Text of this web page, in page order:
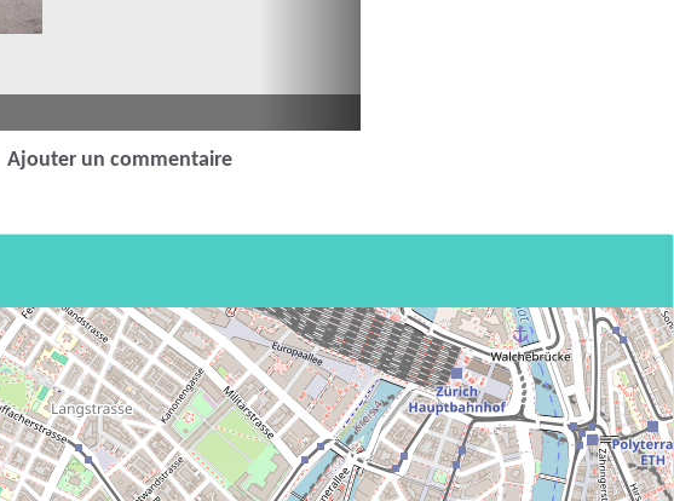
Ajouter un commentaire